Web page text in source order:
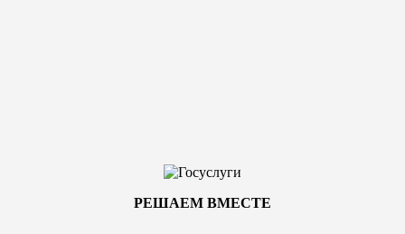
РЕШАЕМ ВМЕСТЕ